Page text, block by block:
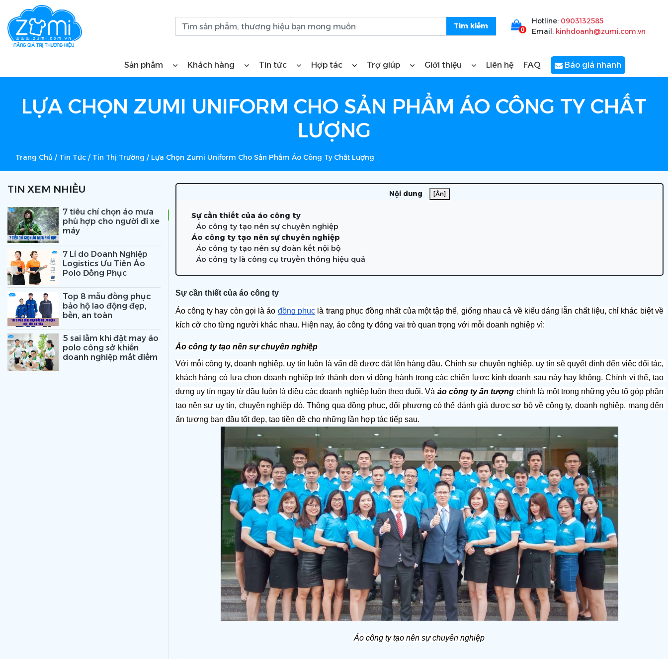
0
Hotline: 0903132585
Email: kinhdoanh@zumi.com.vn
Sản phẩm Khách hàng Tin tức Hợp tác Trợ giúp Giới thiệu Liên hệ FAQ Báo giá nhanh
LỰA CHỌN ZUMI UNIFORM CHO SẢN PHẨM ÁO CÔNG TY CHẤT
LƯỢNG
Trang Chủ / Tin Tức / Tin Thị Trường / Lựa Chọn Zumi Uniform Cho Sản Phẩm Áo Công Ty Chất Lượng
TIN XEM NHIỀU
7 tiêu chí chọn áo mưa
phù hợp cho người đi xe
máy
7 Lí do Doanh Nghiệp
Logistics Ưu Tiên Áo
Polo Đồng Phục
Top 8 mẫu đồng phục
bảo hộ lao động đẹp,
bền, an toàn
5 sai lầm khi đặt may áo
polo công sở khiến
doanh nghiệp mất điểm
Nội dung [Ẩn]
Sự cần thiết của áo công ty
Áo công ty tạo nên sự chuyên nghiệp
Áo công ty tạo nên sự chuyên nghiệp
Áo công ty tạo nên sự đoàn kết nội bộ
Áo công ty là công cụ truyền thông hiệu quả
Sự cần thiết của áo công ty
Áo công ty hay còn gọi là áo đồng phục là trang phục đồng nhất của một tập thể, giống nhau cả về kiểu dáng lẫn chất liệu, chỉ khác biệt về
kích cỡ cho từng người khác nhau. Hiện nay, áo công ty đóng vai trò quan trọng với mỗi doanh nghiệp vì:
Áo công ty tạo nên sự chuyên nghiệp
Với mỗi công ty, doanh nghiệp, uy tín luôn là vấn đề được đặt lên hàng đầu. Chính sự chuyên nghiệp, uy tín sẽ quyết định đến việc đối tác,
khách hàng có lựa chọn doanh nghiệp trở thành đơn vị đồng hành trong các chiến lược kinh doanh sau này hay không. Chính vì thế, tạo
dựng uy tín ngay từ đầu luôn là điều các doanh nghiệp luôn theo đuổi. Và áo công ty ấn tượng chính là một trong những yếu tố góp phần
tạo nên sự uy tín, chuyên nghiệp đó. Thông qua đồng phục, đối phương có thể đánh giá được sơ bộ về công ty, doanh nghiệp, mang đến
ấn tượng ban đầu tốt đẹp, tạo tiền đề cho những lần hợp tác tiếp sau.
Áo công ty tạo nên sự chuyên nghiệp